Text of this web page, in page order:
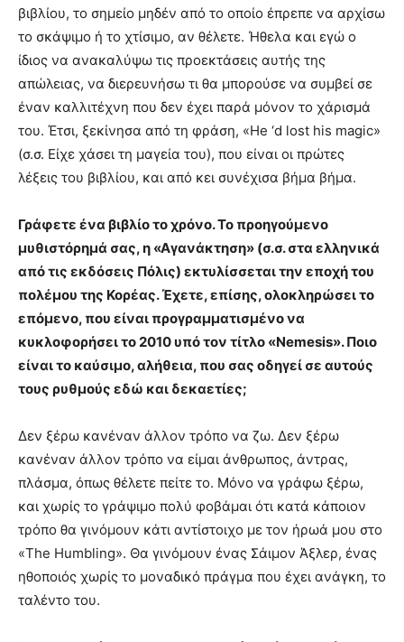
βιβλίου, το σημείο μηδέν από το οποίο έπρεπε να αρχίσω
το σκάψιμο ή το χτίσιμο, αν θέλετε. Ήθελα και εγώ ο
ίδιος να ανακαλύψω τις προεκτάσεις αυτής της
απώλειας, να διερευνήσω τι θα μπορούσε να συμβεί σε
έναν καλλιτέχνη που δεν έχει παρά μόνον το χάρισμά
του. Έτσι, ξεκίνησα από τη φράση, «He ‘d lost his magic»
(σ.σ. Είχε χάσει τη μαγεία του), που είναι οι πρώτες
λέξεις του βιβλίου, και από κει συνέχισα βήμα βήμα.
Γράφετε ένα βιβλίο το χρόνο. Το προηγούμενο
μυθιστόρημά σας, η «Αγανάκτηση» (σ.σ. στα ελληνικά
από τις εκδόσεις Πόλις) εκτυλίσσεται την εποχή του
πολέμου της Κορέας. Έχετε, επίσης, ολοκληρώσει το
επόμενο, που είναι προγραμματισμένο να
κυκλοφορήσει το 2010 υπό τον τίτλο «Nemesis». Ποιο
είναι το καύσιμο, αλήθεια, που σας οδηγεί σε αυτούς
τους ρυθμούς εδώ και δεκαετίες;
Δεν ξέρω κανέναν άλλον τρόπο να ζω. Δεν ξέρω
κανέναν άλλον τρόπο να είμαι άνθρωπος, άντρας,
πλάσμα, όπως θέλετε πείτε το. Μόνο να γράφω ξέρω,
και χωρίς το γράψιμο πολύ φοβάμαι ότι κατά κάποιον
τρόπο θα γινόμουν κάτι αντίστοιχο με τον ήρωά μου στο
«The Humbling». Θα γινόμουν ένας Σάιμον Άξλερ, ένας
ηθοποιός χωρίς το μοναδικό πράγμα που έχει ανάγκη, το
ταλέντο του.